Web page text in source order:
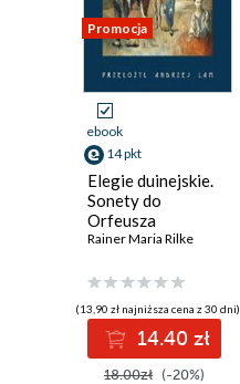
Promocja
ebook
14 pkt
Elegie duinejskie.
Sonety do
Orfeusza
Rainer Maria Rilke
(13,90 zł najniższa cena z 30 dni)
14.40 zł
18.00zł (-20%)